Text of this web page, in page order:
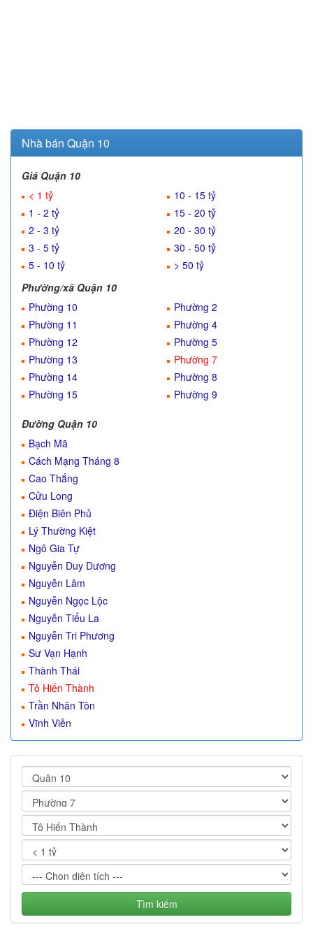
Nhà bán Quận 10
Giá Quận 10
< 1 tỷ
1 - 2 tỷ
2 - 3 tỷ
3 - 5 tỷ
5 - 10 tỷ
10 - 15 tỷ
15 - 20 tỷ
20 - 30 tỷ
30 - 50 tỷ
> 50 tỷ
Phường/xã Quận 10
Phường 10
Phường 11
Phường 12
Phường 13
Phường 14
Phường 15
Phường 2
Phường 4
Phường 5
Phường 7
Phường 8
Phường 9
Đường Quận 10
Bạch Mã
Cách Mạng Tháng 8
Cao Thắng
Cửu Long
Điện Biên Phủ
Lý Thường Kiệt
Ngô Gia Tự
Nguyễn Duy Dương
Nguyễn Lâm
Nguyễn Ngọc Lộc
Nguyễn Tiểu La
Nguyễn Tri Phương
Sư Vạn Hạnh
Thành Thái
Tô Hiến Thành
Trần Nhân Tôn
Vĩnh Viễn
Tìm kiếm